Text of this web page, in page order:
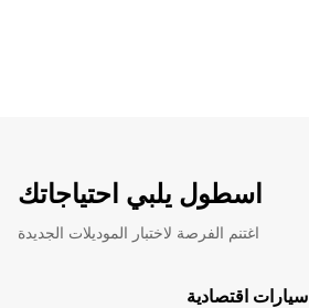
اسطول يلبي احتياجاتك
اغتنم الفرصة لاختبار الموديلات الجديدة
سيارات اقتصادية